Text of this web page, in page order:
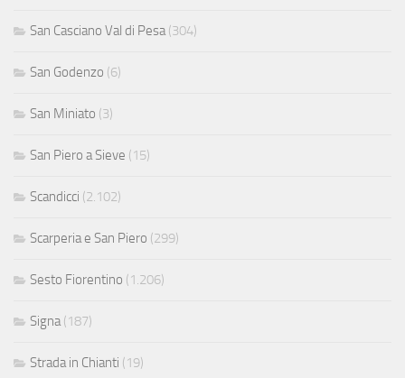
San Casciano Val di Pesa(304)
San Godenzo (6)
San Miniato (3)
San Piero a Sieve (15)
Scandicci (2.102)
Scarperia e San Piero (299)
Sesto Fiorentino (1.206)
Signa(187)
Strada in Chianti (19)